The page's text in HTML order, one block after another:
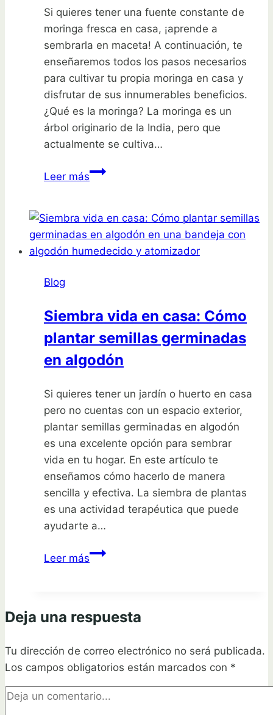
Si quieres tener una fuente constante de
moringa fresca en casa, ¡aprende a
sembrarla en maceta! A continuación, te
enseñaremos todos los pasos necesarios
para cultivar tu propia moringa en casa y
disfrutar de sus innumerables beneficios.
¿Qué es la moringa? La moringa es un
árbol originario de la India, pero que
actualmente se cultiva…
Leer másCultiva
moringa:
aprende
cómo
Blog
Siembra vida en casa: Cómo
plantar semillas germinadas
en algodón
Si quieres tener un jardín o huerto en casa
pero no cuentas con un espacio exterior,
plantar semillas germinadas en algodón
es una excelente opción para sembrar
vida en tu hogar. En este artículo te
enseñamos cómo hacerlo de manera
sencilla y efectiva. La siembra de plantas
es una actividad terapéutica que puede
ayudarte a…
Leer másSiembra
Cómo
semillas
germinadas
en
algodón
Deja una respuesta
Tu dirección de correo electrónico no será publicada.
Los campos obligatorios están marcados con *